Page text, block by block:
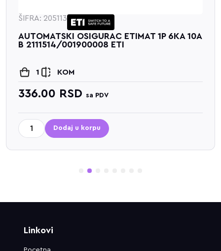
ŠIFRA: 205113
AUTOMATSKI OSIGURAC ETIMAT 1P 6KA 10A
B 2111514/001900008 ETI
1 KOM
336.00 RSD sa PDV
Dodaj u korpu
5
Linkovi